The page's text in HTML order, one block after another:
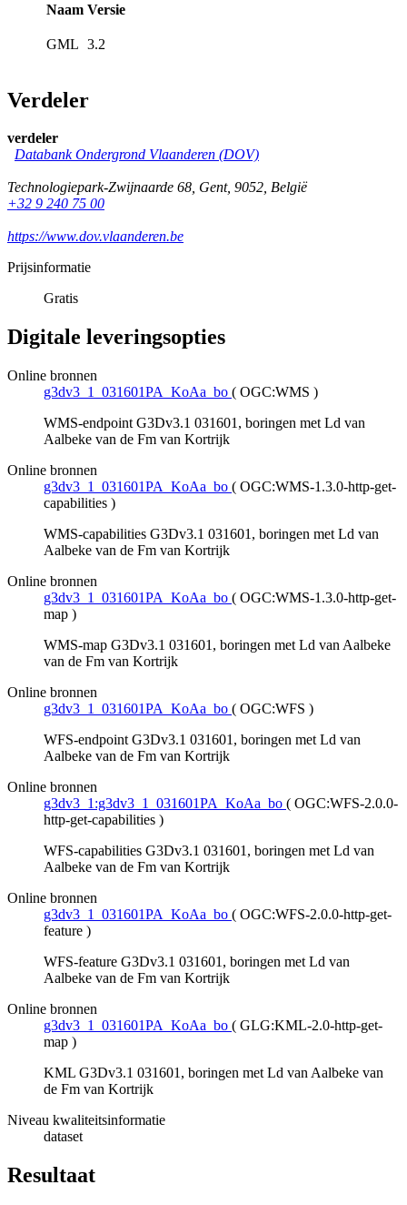
Naam Versie
GML 3.2
Verdeler
verdeler
Databank Ondergrond Vlaanderen (DOV)
Technologiepark-Zwijnaarde 68, Gent, 9052, België
+32 9 240 75 00
https://www.dov.vlaanderen.be
Prijsinformatie
Gratis
Digitale leveringsopties
Online bronnen
g3dv3_1_031601PA_KoAa_bo ( OGC:WMS )
WMS-endpoint G3Dv3.1 031601, boringen met Ld van
Aalbeke van de Fm van Kortrijk
Online bronnen
g3dv3_1_031601PA_KoAa_bo ( OGC:WMS-1.3.0-http-get-
capabilities )
WMS-capabilities G3Dv3.1 031601, boringen met Ld van
Aalbeke van de Fm van Kortrijk
Online bronnen
g3dv3_1_031601PA_KoAa_bo ( OGC:WMS-1.3.0-http-get-
map )
WMS-map G3Dv3.1 031601, boringen met Ld van Aalbeke
van de Fm van Kortrijk
Online bronnen
g3dv3_1_031601PA_KoAa_bo ( OGC:WFS )
WFS-endpoint G3Dv3.1 031601, boringen met Ld van
Aalbeke van de Fm van Kortrijk
Online bronnen
g3dv3_1:g3dv3_1_031601PA_KoAa_bo ( OGC:WFS-2.0.0-
http-get-capabilities )
WFS-capabilities G3Dv3.1 031601, boringen met Ld van
Aalbeke van de Fm van Kortrijk
Online bronnen
g3dv3_1_031601PA_KoAa_bo ( OGC:WFS-2.0.0-http-get-
feature )
WFS-feature G3Dv3.1 031601, boringen met Ld van
Aalbeke van de Fm van Kortrijk
Online bronnen
g3dv3_1_031601PA_KoAa_bo ( GLG:KML-2.0-http-get-
map )
KML G3Dv3.1 031601, boringen met Ld van Aalbeke van
de Fm van Kortrijk
Niveau kwaliteitsinformatie
dataset
Resultaat